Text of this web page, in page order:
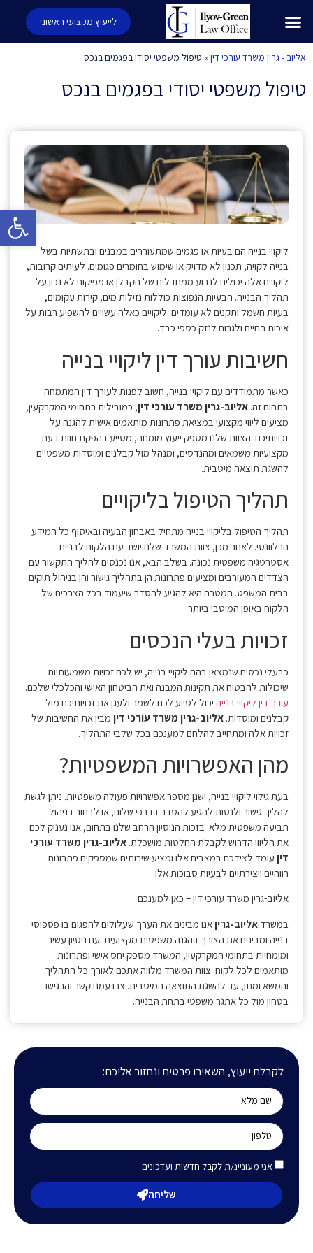
פתח
לייעוץ מקצועי ראשוני
אליוב - גרין משרד עורכי דין» טיפול משפטי יסודי בפגמים בנכס
טיפול משפטי יסודי בפגמים בנכס
לקבלת ייעוץ, השאירו פרטים ונחזור אליכם:
אני מעוניינ/ת לקבל חדשות ועדכונים
שליחה
ליקויי בנייה הם בעיות או פגמים שמתעוררים במבנים ובתשתיות בשל
בנייה לקויה, תכנון לא מדויק או שימוש בחומרים פגומים. לעיתים קרובות,
ליקויים אלה יכולים לנבוע ממחדלים של הקבלן או מפיקוח לא נכון על
תהליך הבנייה. הבעיות הנפוצות כוללות נזילות מים, קירות עקומים,
בעיות חשמל ותקנים לא עומדים. ליקויים כאלה עשויים להשפיע רבות על
איכות החיים ולגרום לנזק כספי כבד.
חשיבות עורך דין ליקויי בנייה
כאשר מתמודדים עם ליקויי בנייה, חשוב לפנות לעורך דין המתמחה
בתחום זה. אליוב-גרין משרד עורכי דין, כמובילים בתחומי המקרקעין,
מציעים ליווי מקצועי במציאת פתרונות מותאמים אישית להגנה על
זכויותיכם. הצוות שלנו מספק ייעוץ מומחה, מסייע בהפקת חוות דעת
מקצועיות משמאים ומהנדסים, ומנהל מול קבלנים ומוסדות משפטיים
להשגת תוצאה מיטבית.
תהליך הטיפול בליקויים
תהליך הטיפול בליקויי בנייה מתחיל באבחון הבעיה ובאיסוף כל המידע
הרלוונטי. לאחר מכן, צוות המשרד שלנו יושב עם הלקוח לבניית
אסטרטגיה משפטית נכונה. בשלב הבא, אנו נכנסים להליך התקשור עם
הצדדים המעורבים ומציעים פתרונות הן בתהליך גישור והן בניהול תיקים
בבית המשפט. המטרה היא להגיע להסדר שיעמוד בכל הצרכים של
הלקוח באופן המיטבי ביותר.
זכויות בעלי הנכסים
כבעלי נכסים שנמצאו בהם ליקויי בנייה, יש לכם זכויות משמעותיות
שיכולות להבטיח את תקינות המבנה ואת הביטחון האישי והכלכלי שלכם.
עורך דין ליקויי בנייה יכול לסייע לכם לשמר ולעגן את זכויותיכם מול
קבלנים ומוסדות. אליוב-גרין משרד עורכי דין מבין את החשיבות של
זכויות אלה ומתחייב להלחם למענכם בכל שלבי התהליך.
מהן האפשרויות המשפטיות?
בעת גילוי ליקויי בנייה, ישנן מספר אפשרויות פעולה משפטיות. ניתן לגשת
להליך גישור ולנסות להגיע להסדר בדרכי שלום, או לבחור בניהול
תביעה משפטית מלא. בזכות הניסיון הרחב שלנו בתחום, אנו נעניק לכם
את הליווי הדרוש לקבלת החלטות מושכלת. אליוב-גרין משרד עורכי
דין עומד לצידכם במצבים אלו ומציע שירותים שמספקים פתרונות
רווחיים ויצירתיים לבעיות סבוכות אלו.
אליוב-גרין משרד עורכי דין – כאן למענכם
במשרד אליוב-גריןאנו מבינים את הערך שעלולים להפגום בו פספוסי
בנייה ומבינים את הצורך בהגנה משפטית מקצועית. עם ניסיון עשיר
ומומחיות בתחומי המקרקעין, המשרד מספק יחס אישי ופתרונות
מותאמים לכל לקוח. צוות המשרד מלווה אתכם לאורך כל התהליך
והמשא ומתן, עד להשגת התוצאה המיטבית. צרו עמנו קשר והרגישו
בטחון מול כל אתגר משפטי בתחת הבנייה.